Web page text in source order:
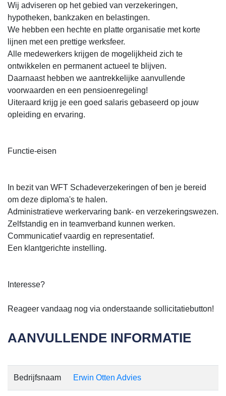
Wij adviseren op het gebied van verzekeringen,
hypotheken, bankzaken en belastingen.
We hebben een hechte en platte organisatie met korte
lijnen met een prettige werksfeer.
Alle medewerkers krijgen de mogelijkheid zich te
ontwikkelen en permanent actueel te blijven.
Daarnaast hebben we aantrekkelijke aanvullende
voorwaarden en een pensioenregeling!
Uiteraard krijg je een goed salaris gebaseerd op jouw
opleiding en ervaring.
Functie-eisen
In bezit van WFT Schadeverzekeringen of ben je bereid
om deze diploma's te halen.
Administratieve werkervaring bank- en verzekeringswezen.
Zelfstandig en in teamverband kunnen werken.
Communicatief vaardig en representatief.
Een klantgerichte instelling.
Interesse?
Reageer vandaag nog via onderstaande sollicitatiebutton!
AANVULLENDE INFORMATIE
Bedrijfsnaam Erwin Otten Advies